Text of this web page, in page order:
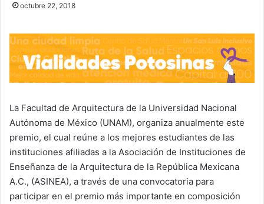
octubre 22, 2018
La Facultad de Arquitectura de la Universidad Nacional
Autónoma de México (UNAM), organiza anualmente este
premio, el cual reúne a los mejores estudiantes de las
instituciones afiliadas a la Asociación de Instituciones de
Enseñanza de la Arquitectura de la República Mexicana
A.C., (ASINEA), a través de una convocatoria para
participar en el premio más importante en composición